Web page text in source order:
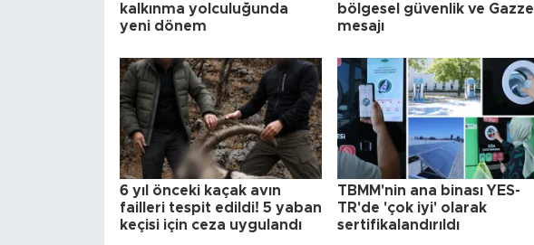
kalkınma yolculuğunda
yeni dönem
bölgesel güvenlik ve Gazze
mesajı
6 yıl önceki kaçak avın
failleri tespit edildi! 5 yaban
keçisi için ceza uygulandı
TBMM'nin ana binası YES-
TR'de 'çok iyi' olarak
sertifikalandırıldı